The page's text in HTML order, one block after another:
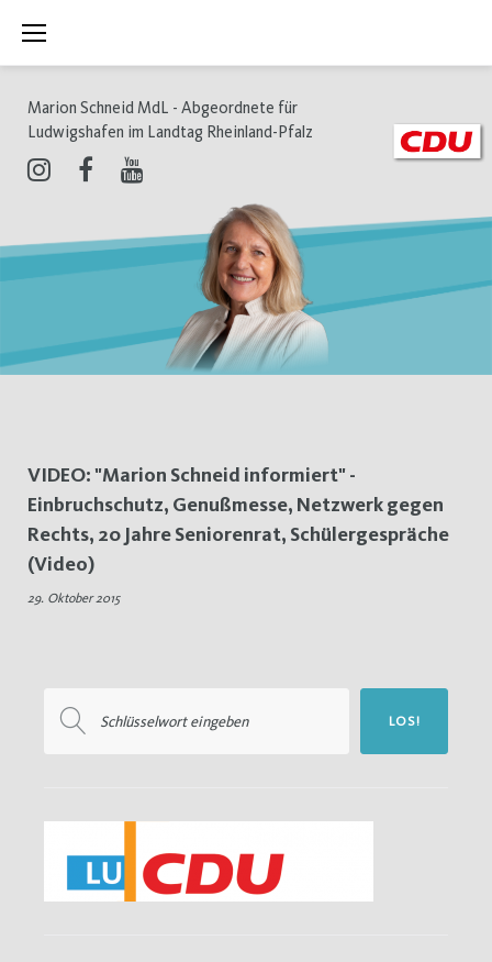
Inhalt
Marion Schneid MdL - Abgeordnete für
Ludwigshafen im Landtag Rheinland-Pfalz
Schlagwort:
20
Jahre
VIDEO: "Marion Schneid informiert" -
Einbruchschutz, Genußmesse, Netzwerk gegen
Rechts, 20 Jahre Seniorenrat, Schülergespräche
(Video)
29. Oktober 2015
nach:
LOS!